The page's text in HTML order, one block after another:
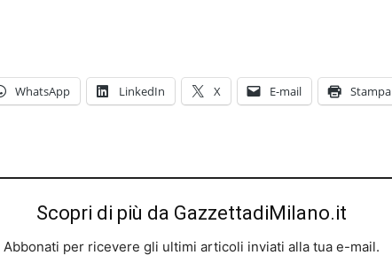
WhatsApp LinkedIn X E-mail Stampa
Scopri di più da GazzettadiMilano.it
Abbonati per ricevere gli ultimi articoli inviati alla tua e-mail.